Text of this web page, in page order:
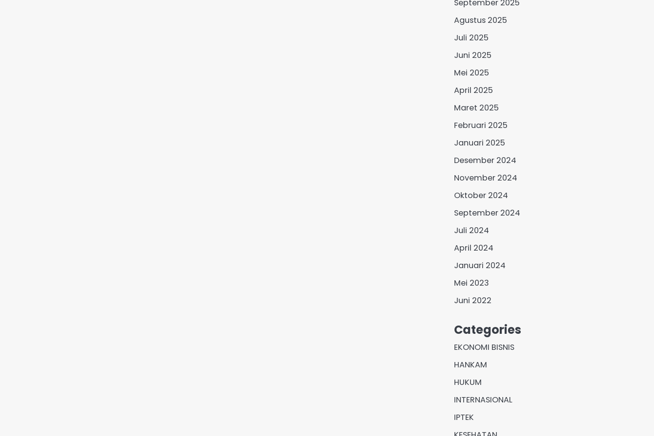
September 2025
Agustus 2025
Juli 2025
Juni 2025
Mei 2025
April 2025
Maret 2025
Februari 2025
Januari 2025
Desember 2024
November 2024
Oktober 2024
September 2024
Juli 2024
April 2024
Januari 2024
Mei 2023
Juni 2022
Categories
EKONOMI BISNIS
HANKAM
HUKUM
INTERNASIONAL
IPTEK